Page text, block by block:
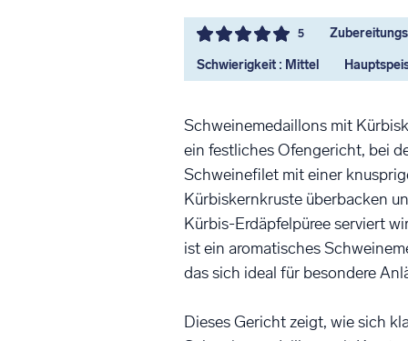
5
Schwierigkeit : Mittel
Schweinemedaillons mit
ein festliches Ofengericht, bei
Schweinefilet mit einer
Kürbiskernkruste überbacken
Kürbis-Erdäpfelpüree serviert
ist ein aromatisches
das sich ideal für besondere
Dieses Gericht zeigt, wie sich